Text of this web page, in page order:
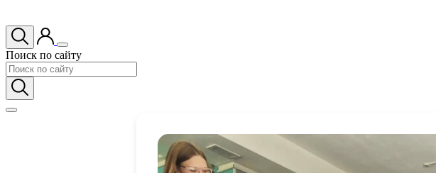
Поиск по сайту